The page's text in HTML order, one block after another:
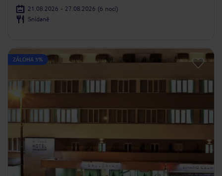
21.08.2026 - 27.08.2026 (6 nocí)
Snídaně
ZÁLOHA 5%